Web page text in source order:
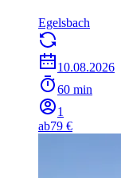
Egelsbach
10.08.2026
60 min
1
ab79 €